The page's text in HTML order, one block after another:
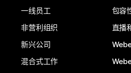
一线员工
非营利组织
新兴公司
混合式工作
包容
直播